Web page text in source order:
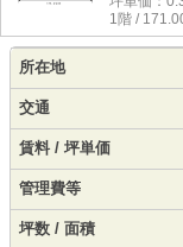
1階 /
所在地
交通
賃料 / 坪単価
管理費等
坪数 / 面積